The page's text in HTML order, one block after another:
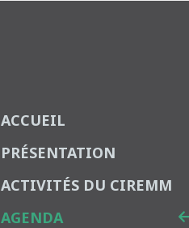
ACCUEIL
PRÉSENTATION
ACTIVITÉS DU CIREMM
AGENDA